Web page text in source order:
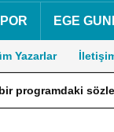
EGE
Yazarlar
sözleri